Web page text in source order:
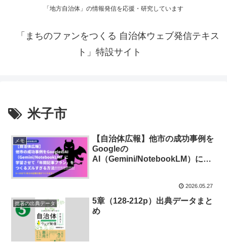
「地方自治体」の情報発信を応援・研究しています
「まちのファンをつくる 自治体ウェブ発信テキス
ト」特設サイト
米子市
メモ
【自治体広報】他市の成功事例を
Googleの
AI（Gemini/NotebookLM）に学
2026.05.27
拙著の出典データ
5章（128-212p）出典データまと
め